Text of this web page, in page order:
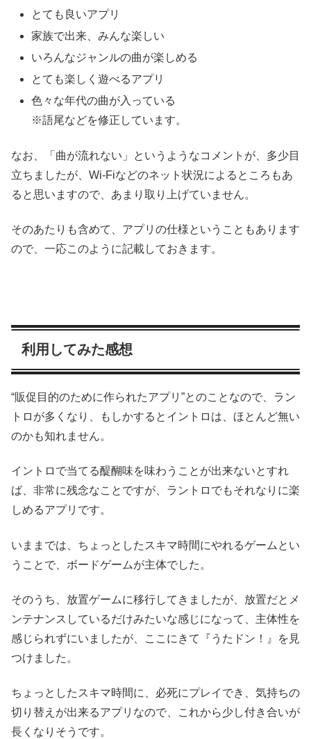
とても良いアプリ
家族で出来、みんな楽しい
いろんなジャンルの曲が楽しめる
とても楽しく遊べるアプリ
色々な年代の曲が入っている
※語尾などを修正しています。
なお、「曲が流れない」というようなコメントが、多少目
立ちましたが、Wi-Fiなどのネット状況によるところもあ
ると思いますので、あまり取り上げていません。
そのあたりも含めて、アプリの仕様ということもあります
ので、一応このように記載しておきます。
利用してみた感想
“販促目的のために作られたアプリ”とのことなので、ラン
トロが多くなり、もしかするとイントロは、ほとんど無い
のかも知れません。
イントロで当てる醍醐味を味わうことが出来ないとすれ
ば、非常に残念なことですが、ラントロでもそれなりに楽
しめるアプリです。
いままでは、ちょっとしたスキマ時間にやれるゲームとい
うことで、ボードゲームが主体でした。
そのうち、放置ゲームに移行してきましたが、放置だとメ
ンテナンスしているだけみたいな感じになって、主体性を
感じられずにいましたが、ここにきて『うたドン！』を見
つけました。
ちょっとしたスキマ時間に、必死にプレイでき、気持ちの
切り替えが出来るアプリなので、これから少し付き合いが
長くなりそうです。